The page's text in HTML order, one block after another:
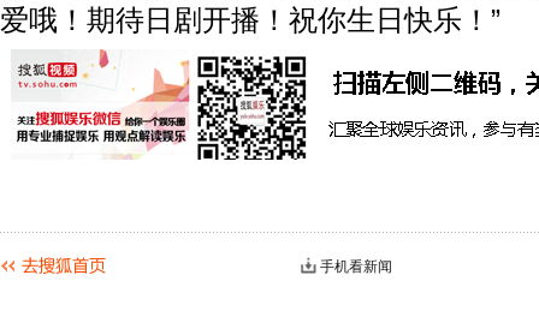
爱哦！期待日剧开播！祝你生日快乐！”
手机看新闻